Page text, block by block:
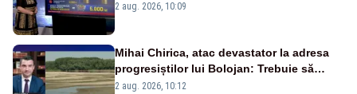
pierdute de fiecare român
2 aug. 2026, 10:09
Mihai Chirica, atac devastator la adresa
progresiștilor lui Bolojan: Trebuie să
protejăm și natura, dar nu șținem omaneii
2 aug. 2026, 10:12